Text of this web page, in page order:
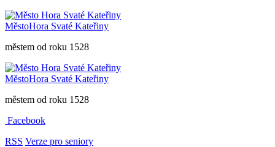
MěstoHora Svaté Kateřiny
městem od roku 1528
MěstoHora Svaté Kateřiny
městem od roku 1528
Facebook
RSS Verze pro seniory